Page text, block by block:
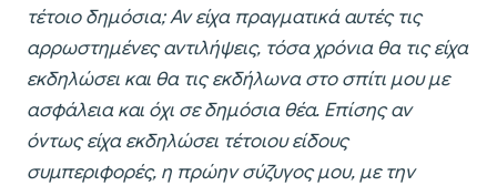
τέτοιο δημόσια; Αν είχα πραγματικά αυτές τις
αρρωστημένες αντιλήψεις, τόσα χρόνια θα τις είχα
εκδηλώσει και θα τις εκδήλωνα στο σπίτι μου με
ασφάλεια και όχι σε δημόσια θέα. Επίσης αν
όντως είχα εκδηλώσει τέτοιου είδους
συμπεριφορές, η πρώην σύζυγος μου, με την